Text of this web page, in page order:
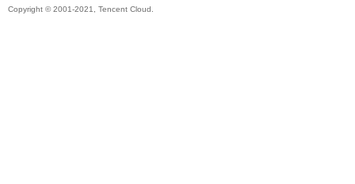
Copyright © 2001-2021, Tencent Cloud.